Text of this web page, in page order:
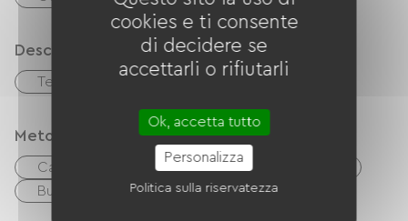
Descrizione
Terrazzo
Metodi di pagamento
Carta di credito
Buoni vacanza (ANCV)
Trasferimento
cookies e ti consente
di decidere se
accettarli o rifiutarli
Ok, accetta tutto
Personalizza
Politica sulla riservatezza